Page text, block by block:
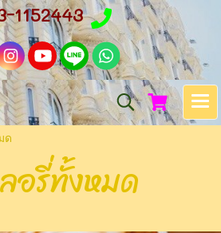
1152443
ด
อรี่ทั้งหมด